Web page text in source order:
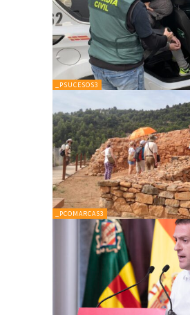
_PSUCESOS3
_PCOMARCAS3